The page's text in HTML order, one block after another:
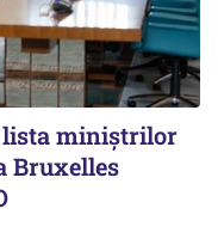
lista miniștrilor
Bruxelles